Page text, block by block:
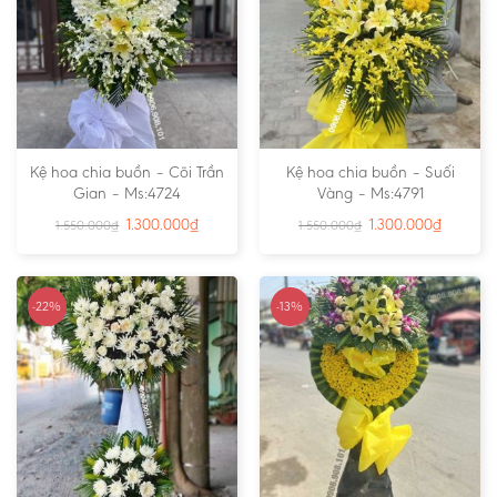
Kệ hoa chia buồn – Cõi Trần
Gian – Ms:4724
1.550.000₫ 1.300.000₫
Kệ hoa chia buồn – Suối
Vàng – Ms:4791
1.550.000₫ 1.300.000₫
-22% -13%